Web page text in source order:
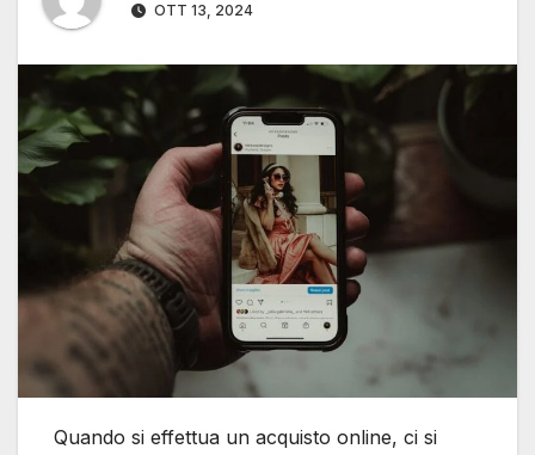
OTT 13, 2024
Quando si effettua un acquisto online, ci si